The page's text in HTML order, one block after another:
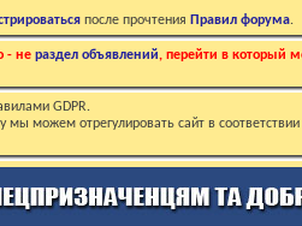
после прочтения Правил форума.
- не раздел объявлений, перейти в который
GDPR.
мы можем отрегулировать сайт в